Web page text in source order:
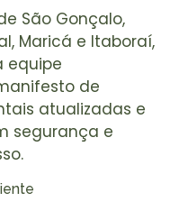
São Gonçalo,
Maricá e Itaboraí,
equipe
de
atualizadas e
segurança e